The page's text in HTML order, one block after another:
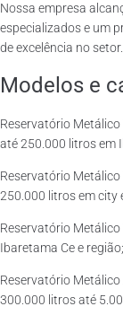
Nossa empresa
especializados e um
de excelência no setor.
Modelos e
Reservatório
até 250.000 litros em
Reservatório
250.000 litros em city
Reservatório
Ibaretama Ce e região;
Reservatório
300.000 litros até